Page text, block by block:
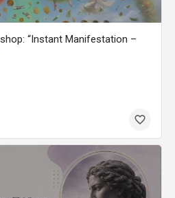
“Instant Manifestation –